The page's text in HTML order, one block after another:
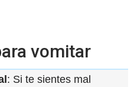
vomitar
: Si te sientes mal